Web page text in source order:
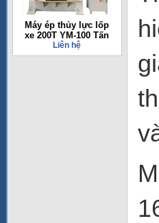
Máy ép thủy lực lốp
xe 200T YM-100 Tấn
Liên hệ